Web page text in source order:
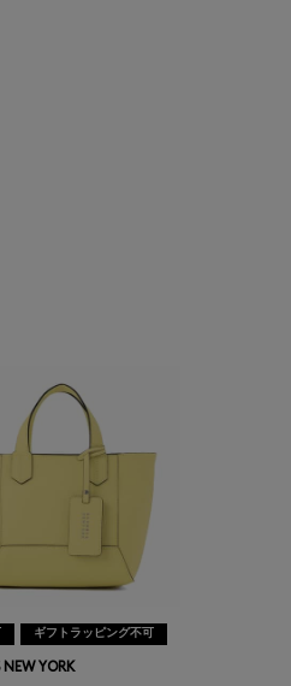
ギフトラッピング不可
NEW YORK